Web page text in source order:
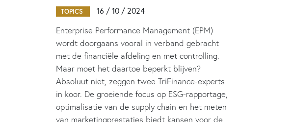
TOPICS
16 / 10 / 2024
Enterprise Performance Management (EPM)
wordt doorgaans vooral in verband gebracht
met de financiële afdeling en met controlling.
Maar moet het daartoe beperkt blijven?
Absoluut niet, zeggen twee TriFinance-experts
in koor. De groeiende focus op ESG-rapportage,
optimalisatie van de supply chain en het meten
van marketingprestaties biedt kansen voor de